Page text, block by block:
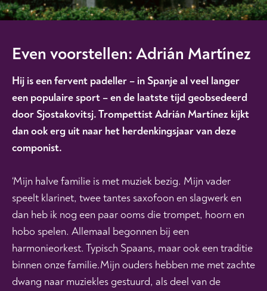
Even voorstellen: Adrián Martínez
Hij is een fervent padeller – in Spanje al veel langer
een populaire sport – en de laatste tijd geobsedeerd
door Sjostakovitsj. Trompettist Adrián Martínez kijkt
dan ook erg uit naar het herdenkingsjaar van deze
componist.
‘Mijn halve familie is met muziek bezig. Mijn vader
speelt klarinet, twee tantes saxofoon en slagwerk en
dan heb ik nog een paar ooms die trompet, hoorn en
hobo spelen. Allemaal begonnen bij een
harmonieorkest. Typisch Spaans, maar ook een traditie
binnen onze familie.Mijn ouders hebben me met zachte
dwang naar muziekles gestuurd, als deel van de